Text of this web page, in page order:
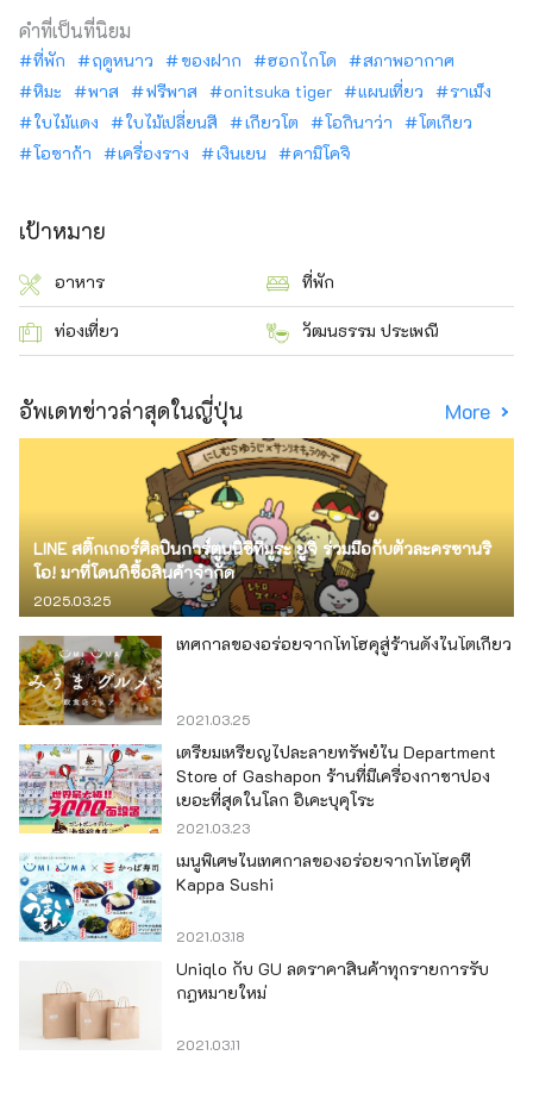
คำที่เป็นที่นิยม
ที่พัก ฤดูหนาว ของฝาก ฮอกไกโด
สภาพอากาศ
หิมะ
พาส ฟรีพาส onitsuka tiger แผนเที่ยว
ราเม็ง
ใบไม้แดง
ใบไม้เปลี่ยนสี เกียวโต โอกินาว่า
โตเกียว
โอซาก้า
เครื่องราง เงินเยน คามิโคจิ
เป้าหมาย
อาหาร ที่พัก
ท่องเที่ยว วัฒนธรรม ประเพณี
อัพเดทข่าวล่าสุดในญี่ปุ่น More
LINE สติ๊กเกอร์ศิลปินการ์ตูนนิชิทีมูระ ยูจิ ร่วมมือกับตัวละครซานริ
โอ! มาที่โดนกิซื้อสินค้าจำกัด
2025.03.25
เทศกาลของอร่อยจากโทโฮคุสู่ร้านดังในโตเกียว
2021.03.25
เตรียมเหรียญไปละลายทรัพย์ใน Department
Store of Gashapon ร้านที่มีเครื่องกาชาปอง
เยอะที่สุดในโลก อิเคะบุคุโระ
2021.03.23
เมนูพิเศษในเทศกาลของอร่อยจากโทโฮคุที่
Kappa Sushi
2021.03.18
Uniqlo กับ GU ลดราคาสินค้าทุกรายการรับ
กฎหมายใหม่
2021.03.11